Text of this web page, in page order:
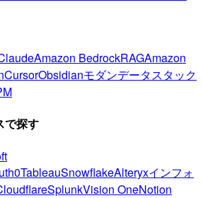
Amazon BedrockRAGAmazon
CursorObsidianモダンデータスタック
で探す
TableauSnowflakeAlteryxインフォ
SplunkVision OneNotion